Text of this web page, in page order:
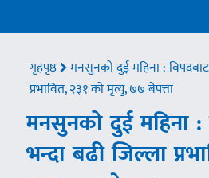
गृहपृष्ठ
मनसुनको दुई महिना :
प्रभावित, २३१ को मृत्यु, ७७ बेपत्ता
मनसुनको दुई महिना :
भन्दा बढी जिल्ला